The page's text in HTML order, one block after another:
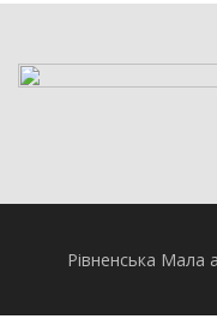
Рівненська Мала